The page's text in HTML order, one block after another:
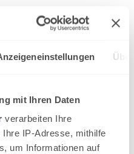
mit Ihren Daten
verarbeiten Ihre
IP-Adresse, mithilfe
um Informationen auf
HTV